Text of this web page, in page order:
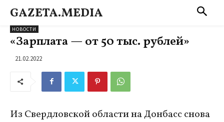
GAZETA.MEDIA
НОВОСТИ
«Зарплата — от 50 тыс. рублей»
21.02.2022
Из Свердловской области на Донбасс снова